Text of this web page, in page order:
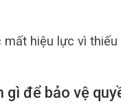
hiệu lực vì
gì để bảo vệ